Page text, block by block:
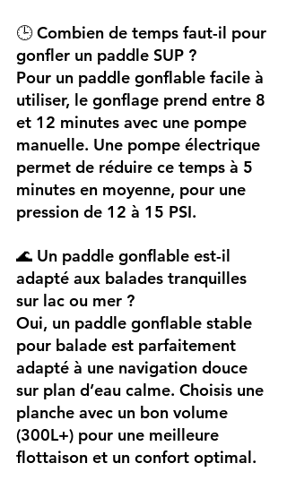
🕒 Combien de temps faut-il pour
gonfler un paddle SUP ?
Pour un paddle gonflable facile à
utiliser, le gonflage prend entre 8
et 12 minutes avec une pompe
manuelle. Une pompe électrique
permet de réduire ce temps à 5
minutes en moyenne, pour une
pression de 12 à 15 PSI.
🌊 Un paddle gonflable est-il
adapté aux balades tranquilles
sur lac ou mer ?
Oui, un paddle gonflable stable
pour balade est parfaitement
adapté à une navigation douce
sur plan d’eau calme. Choisis une
planche avec un bon volume
(300L+) pour une meilleure
flottaison et un confort optimal.